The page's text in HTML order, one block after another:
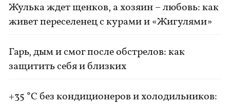
Жулька ждет щенков, а хозяин – любовь: как
живет переселенец с курами и «Жигулями»
Гарь, дым и смог после обстрелов: как
защитить себя и близких
+35 °C без кондиционеров и холодильников: